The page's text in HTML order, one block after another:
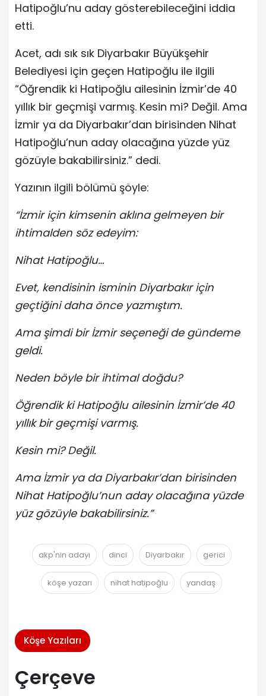
Hatipoğlu’nu aday gösterebileceğini iddia
etti.
Acet, adı sık sık Diyarbakır Büyükşehir
Belediyesi için geçen Hatipoğlu ile ilgili
“Öğrendik ki Hatipoğlu ailesinin İzmir’de 40
yıllık bir geçmişi varmış. Kesin mi? Değil. Ama
İzmir ya da Diyarbakır’dan birisinden Nihat
Hatipoğlu’nun aday olacağına yüzde yüz
gözüyle bakabilirsiniz.” dedi.
Yazının ilgili bölümü şöyle:
“İzmir için kimsenin aklına gelmeyen bir
ihtimalden söz edeyim:
Nihat Hatipoğlu…
Evet, kendisinin isminin Diyarbakır için
geçtiğini daha önce yazmıştım.
Ama şimdi bir İzmir seçeneği de gündeme
geldi.
Neden böyle bir ihtimal doğdu?
Öğrendik ki Hatipoğlu ailesinin İzmir’de 40
yıllık bir geçmişi varmış.
Kesin mi? Değil.
Ama İzmir ya da Diyarbakır’dan birisinden
Nihat Hatipoğlu’nun aday olacağına yüzde
yüz gözüyle bakabilirsiniz.”
akp'nin adayı dinci Diyarbakır gerici
köşe yazarı nihat hatipoğlu yandaş
Köşe Yazıları
Çerçeve